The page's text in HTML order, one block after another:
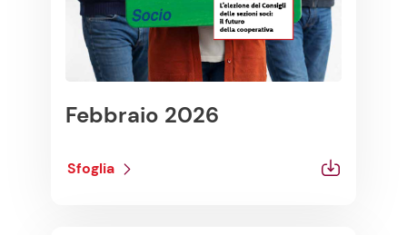
Febbraio 2026
Sfoglia